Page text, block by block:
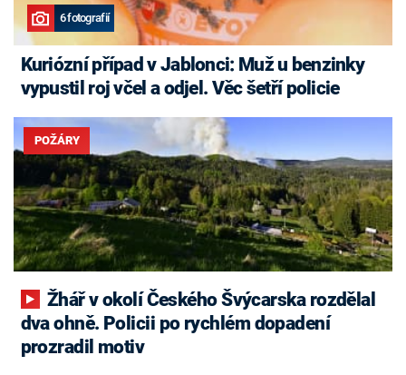
6 fotografií
Kuriózní případ v Jablonci: Muž u benzinky
vypustil roj včel a odjel. Věc šetří policie
POŽÁRY
dva ohně. Policii po rychlém dopadení
prozradil motiv